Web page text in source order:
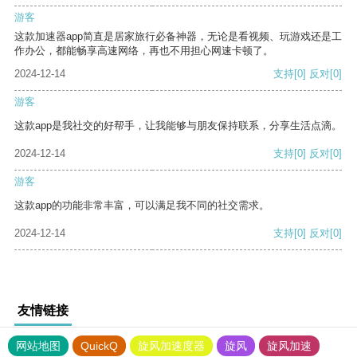
游客
这款加速器app简直是居家旅行必备神器，无论是看视频、玩游戏还是工
作办公，都能畅享高速网络，再也不用担心网速卡顿了。
2024-12-14
支持[0] 反对[0]
游客
这款app是我社交的好帮手，让我能够与朋友保持联系，分享生活点滴。
2024-12-14 支持[0] 反对[0]
游客
这款app的功能非常丰富，可以满足我不同的社交需求。
2024-12-14 支持[0] 反对[0]
友情链接
网站地图 QuickQ 旋风加速度器 旋风 旋风加速